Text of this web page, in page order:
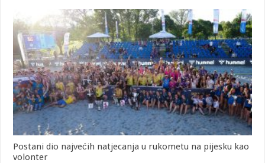
Postani dio najvećih natjecanja u rukometu na pijesku kao
volonter